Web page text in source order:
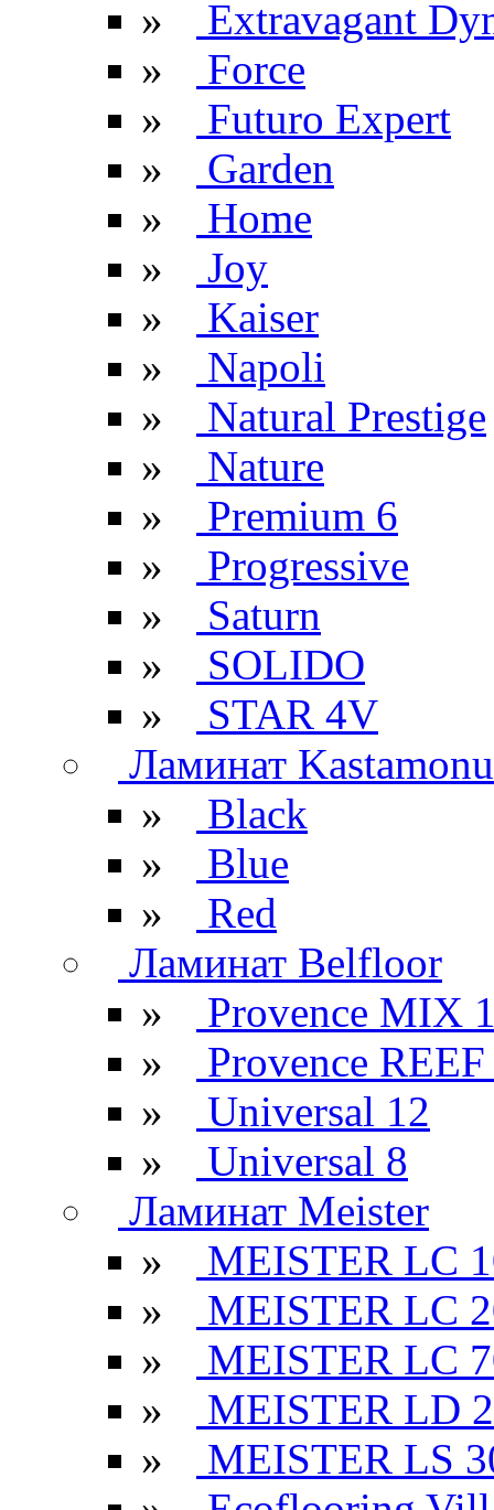
»
Extravagant
»
Force
»
Futuro Expert
»
Garden
»
Home
»
Joy
»
Kaiser
»
Napoli
»
Natural Prestige
»
Nature
»
Premium 6
»
Progressive
»
Saturn
»
SOLIDO
»
STAR 4V
Ламинат Kastamonu
»
Black
»
Blue
»
Red
Ламинат Belfloor
»
Provence MIX
»
Provence
»
Universal 12
»
Universal 8
Ламинат Meister
»
MEISTER LC
»
MEISTER LC
»
MEISTER LC
»
MEISTER LD
»
MEISTER LS